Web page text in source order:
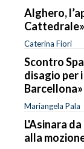
Alghero,
Cattedrale»
Caterina Fiori
Scontro
disagio per
Barcellona»
Mariangela Pala
L'Asinara
alla